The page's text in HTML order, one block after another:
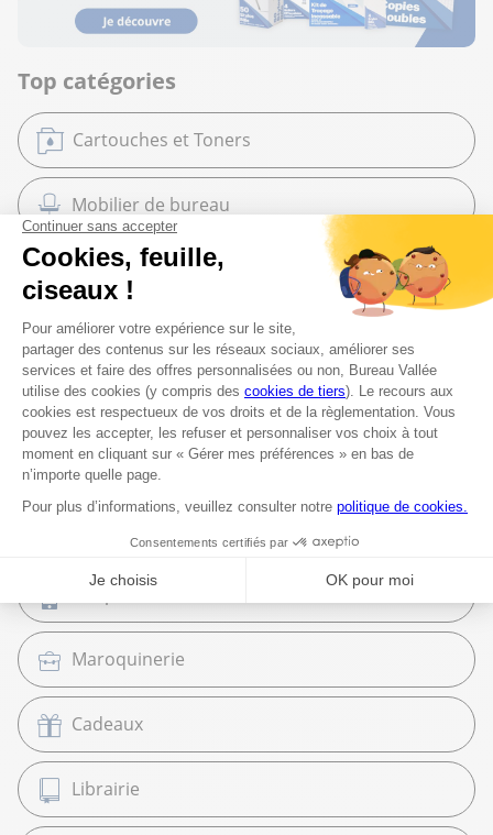
Top catégories
Cartouches et Toners
Mobilier de bureau
Bureautique
Papeterie et Fournitures
Classement et Archivage
Équipement et Commerce
Téléphonie et mobilité
Maroquinerie
Cadeaux
Librairie